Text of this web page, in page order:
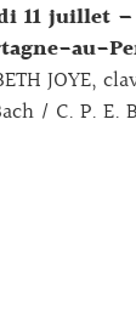
11 juillet
au-
JOYE,
/ C. P. E.